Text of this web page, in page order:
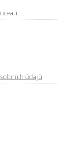
údajů